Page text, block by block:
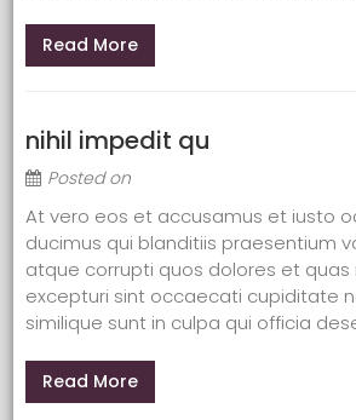
Read More
nihil impedit qu
Posted on
At vero eos et accusamus et iusto
ducimus qui blanditiis praesentium
atque corrupti quos dolores et quas
excepturi sint occaecati cupiditate
similique sunt in culpa qui officia
Read More